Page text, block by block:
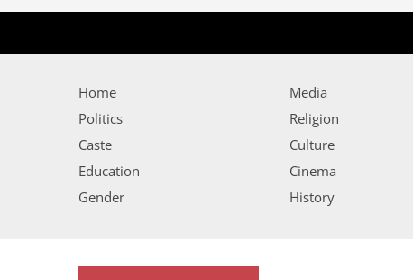
Home
Politics
Caste
Education
Gender
Media
Religion
Culture
Cinema
History